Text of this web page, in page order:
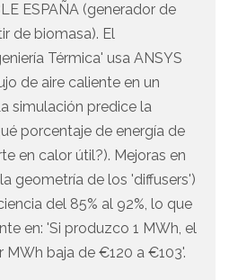
ESPAÑA (generador de
de biomasa). El
Térmica' usa ANSYS
de aire caliente en un
simulación predice la
porcentaje de energía de
en calor útil?). Mejoras en
geometría de los 'diffusers')
del 85% al 92%, lo que
en: 'Si produzco 1 MWh, el
baja de €120 a €103'.